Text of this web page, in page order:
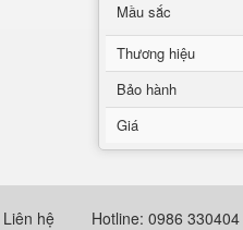
Mầu sắc
Thương hiệu
Bảo hành
Giá
Liên hệ Hotline: 0986 330404